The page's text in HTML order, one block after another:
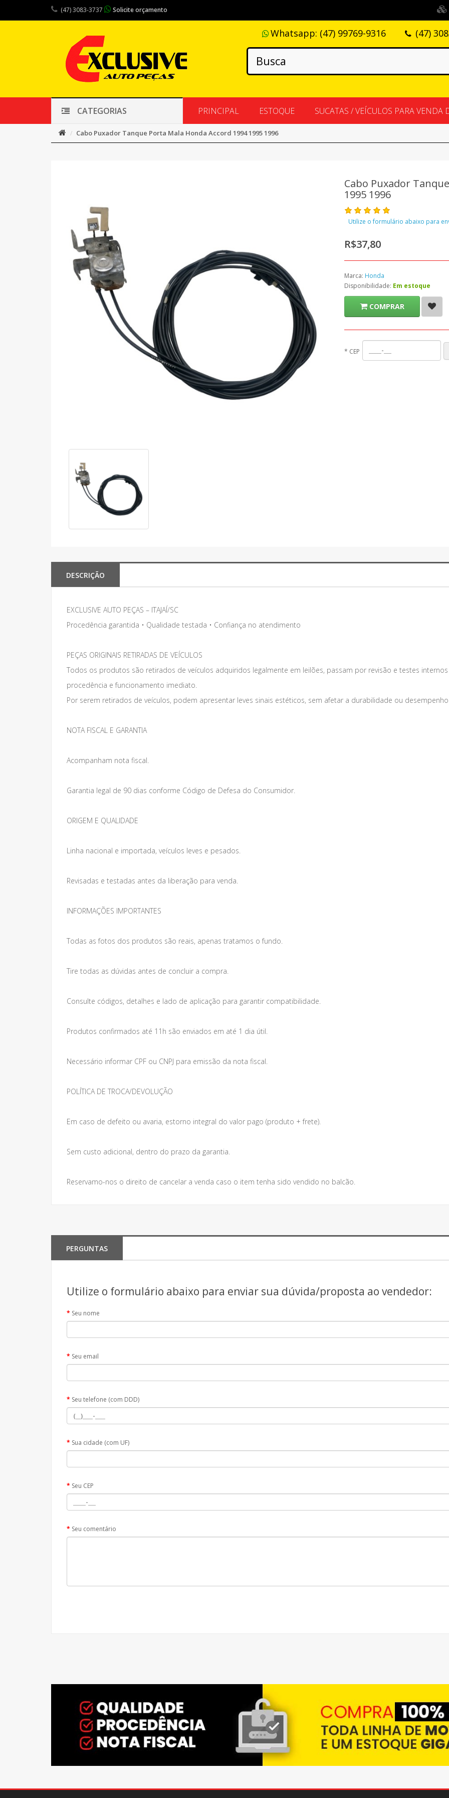
(47) 3083-3737 Solicite orçamento
Whatsapp: (47) 99769-9316 (47)
CATEGORIAS PRINCIPAL ESTOQUE SUCATAS / VEÍCULOS PARA VENDA
Cabo Puxador Tanque Porta Mala Honda Accord 1994 1995 1996
Cabo Puxador
1995 1996
Utilize o formulário abaixo para
R$37,80
Marca: Honda
Disponibilidade: Em estoque
COMPRAR
* CEP
DESCRIÇÃO
EXCLUSIVE AUTO PEÇAS – ITAJAÍ/SC
Procedência garantida • Qualidade testada • Confiança no atendimento
PEÇAS ORIGINAIS RETIRADAS DE VEÍCULOS
Todos os produtos são retirados de veículos adquiridos legalmente em leilões, passam por revisão e testes
procedência e funcionamento imediato.
Por serem retirados de veículos, podem apresentar leves sinais estéticos, sem afetar a durabilidade ou
NOTA FISCAL E GARANTIA
Acompanham nota fiscal.
Garantia legal de 90 dias conforme Código de Defesa do Consumidor.
ORIGEM E QUALIDADE
Linha nacional e importada, veículos leves e pesados.
Revisadas e testadas antes da liberação para venda.
INFORMAÇÕES IMPORTANTES
Todas as fotos dos produtos são reais, apenas tratamos o fundo.
Tire todas as dúvidas antes de concluir a compra.
Consulte códigos, detalhes e lado de aplicação para garantir compatibilidade.
Produtos confirmados até 11h são enviados em até 1 dia útil.
Necessário informar CPF ou CNPJ para emissão da nota fiscal.
POLÍTICA DE TROCA/DEVOLUÇÃO
Em caso de defeito ou avaria, estorno integral do valor pago (produto + frete).
Sem custo adicional, dentro do prazo da garantia.
Reservamo-nos o direito de cancelar a venda caso o item tenha sido vendido no balcão.
PERGUNTAS
Utilize o formulário abaixo para enviar sua dúvida/proposta ao vendedor:
Seu nome
Seu email
Seu telefone (com DDD)
Sua cidade (com UF)
Seu CEP
Seu comentário